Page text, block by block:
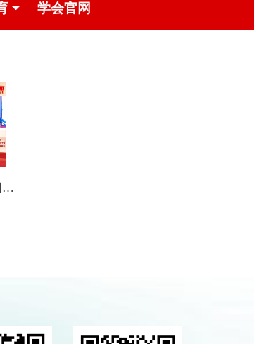
学会官网
中国针灸学会2023年全国科技工作者日系列活动——中国针灸学会“百名科学家讲党课”系列讲座（第三十六讲）“收拾物华壮归色”—读朱琏的《杭州日记》